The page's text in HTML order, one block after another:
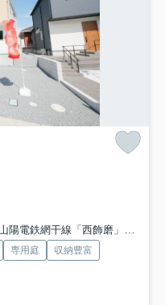
山陽電鉄網干線「西飾磨」駅 徒歩23分
専用庭
収納豊富